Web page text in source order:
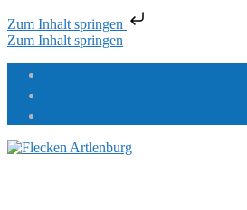
Zum Inhalt springen
Zum Inhalt springen